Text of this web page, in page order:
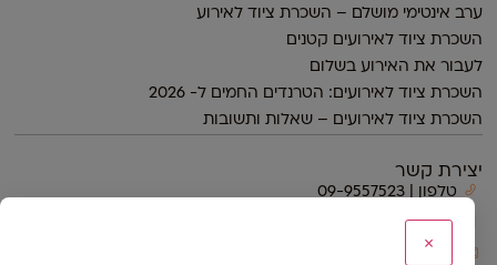
ערב אינטימי מושלם – השכרת ציוד לאירוע
השכרת ציוד לאירועים קטנים
לעבור את האירוע בשלום
השכרת ציוד לאירועים: הטרנדים החמים ל- 2026
השכרת ציוד לאירועים – שאלות ותשובות
יצירת קשר
טלפון | 09-9557523
נייד | 054-4423444
×